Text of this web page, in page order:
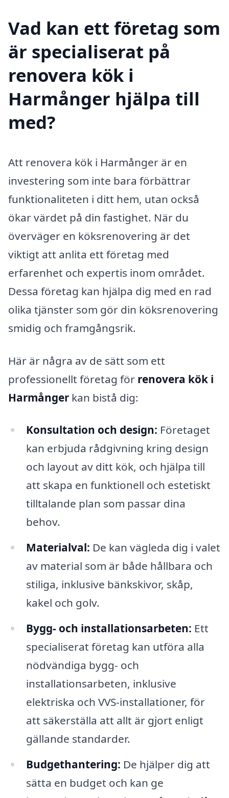
Vad kan ett företag som
är specialiserat på
renovera kök i
Harmånger hjälpa till
med?
Att renovera kök i Harmånger är en
investering som inte bara förbättrar
funktionaliteten i ditt hem, utan också
ökar värdet på din fastighet. När du
överväger en köksrenovering är det
viktigt att anlita ett företag med
erfarenhet och expertis inom området.
Dessa företag kan hjälpa dig med en rad
olika tjänster som gör din köksrenovering
smidig och framgångsrik.
Här är några av de sätt som ett
professionellt företag för renovera kök i
Harmånger kan bistå dig:
Konsultation och design: Företaget
kan erbjuda rådgivning kring design
och layout av ditt kök, och hjälpa till
att skapa en funktionell och estetiskt
tilltalande plan som passar dina
behov.
Materialval: De kan vägleda dig i valet
av material som är både hållbara och
stiliga, inklusive bänkskivor, skåp,
kakel och golv.
Bygg- och installationsarbeten: Ett
specialiserat företag kan utföra alla
nödvändiga bygg- och
installationsarbeten, inklusive
elektriska och VVS-installationer, för
att säkerställa att allt är gjort enligt
gällande standarder.
Budgethantering: De hjälper dig att
sätta en budget och kan ge